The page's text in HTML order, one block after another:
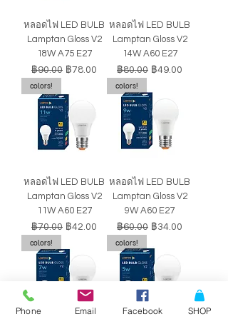
หลอดไฟ LED BULB
Lamptan Gloss V2
18W A75 E27
ราคาปกติ
฿90.00 ราคาขายลด
฿78.00
หลอดไฟ LED BULB
Lamptan Gloss V2
14W A60 E27
ราคาปกติ
฿80.00 ราคาขายลด
฿49.00
colors!
หลอดไฟ LED BULB
Lamptan Gloss V2
11W A60 E27
ราคาปกติ
฿70.00 ราคาขายลด
฿42.00
colors!
หลอดไฟ LED BULB
Lamptan Gloss V2
9W A60 E27
ราคาปกติ
฿60.00 ราคาขายลด
฿34.00
colors!
colors!
Phone Email Facebook SHOP